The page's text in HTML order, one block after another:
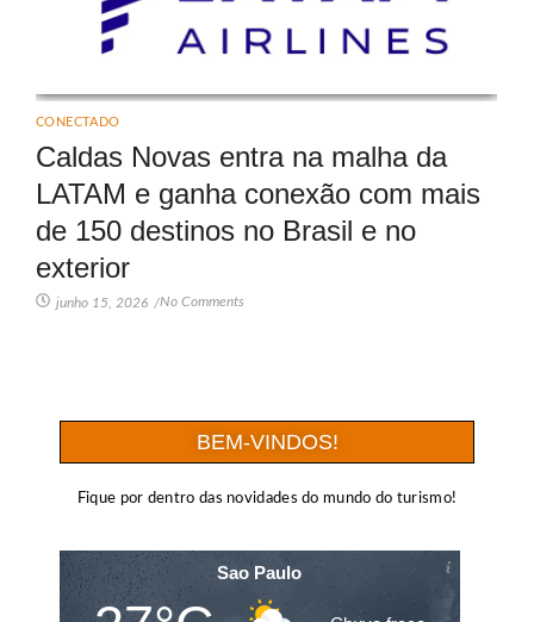
CONECTADO
Caldas Novas entra na malha da
LATAM e ganha conexão com mais
de 150 destinos no Brasil e no
exterior
junho 15, 2026 /No Comments
BEM-VINDOS!
Fique por dentro das novidades do mundo do turismo!
Sao Paulo